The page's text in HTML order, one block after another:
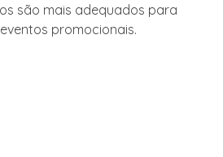
são mais adequados para
promocionais.